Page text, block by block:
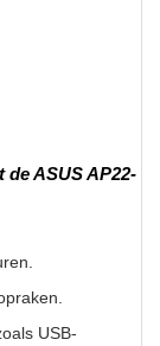
ASUS AP22-
USB-